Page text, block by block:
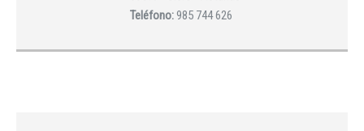
Teléfono:985 744 626